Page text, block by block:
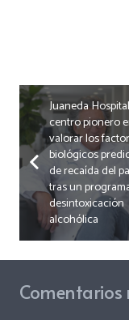
Juaneda
centro pionero
valorar los
biológicos
de recaída del
tras un
desintoxicación
alcohólica
Comentarios